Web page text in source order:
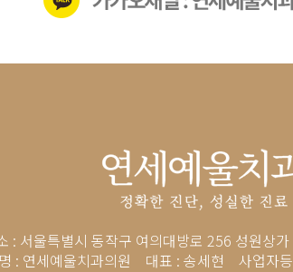
: 서울특별시 동작구 여의대방로 256 성원상
: 연세예울치과의원 대표 : 송세현 사업자